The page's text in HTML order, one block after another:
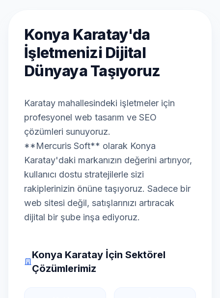
Konya Karatay'da
İşletmenizi Dijital
Dünyaya Taşıyoruz
Karatay mahallesindeki işletmeler için
profesyonel web tasarım ve SEO
çözümleri sunuyoruz.
**Mercuris Soft** olarak Konya
Karatay'daki markanızın değerini artırıyor,
kullanıcı dostu stratejilerle sizi
rakiplerinizin önüne taşıyoruz. Sadece bir
web sitesi değil, satışlarınızı artıracak
dijital bir şube inşa ediyoruz.
Konya Karatay İçin Sektörel
Çözümlerimiz